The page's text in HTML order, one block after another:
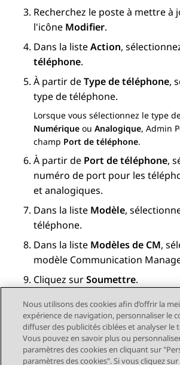
Recherchez le poste à mettre à
l'icône Modifier.
Dans la listeAction,
téléphone.
À partir deType de téléphone,
type de téléphone.
Lorsque vous sélectionnez le type
Numérique ou Analogique, Admin
champ Port de téléphone.
À partir de Port de téléphone,
numéro de port pour les
et analogiques.
Dans la liste Modèle,
téléphone.
Dans la liste Modèles de CM,
modèle Communication
Cliquez surSoumettre.
Send Feedback
Nous utilisons des cookies afin d’offrir la
expérience de navigation, personnaliser le
diffuser des publicités ciblées et analyser le
Vous pouvez en savoir plus ou
paramètres des cookies en cliquant sur
paramètres des cookies". Si vous cliquez